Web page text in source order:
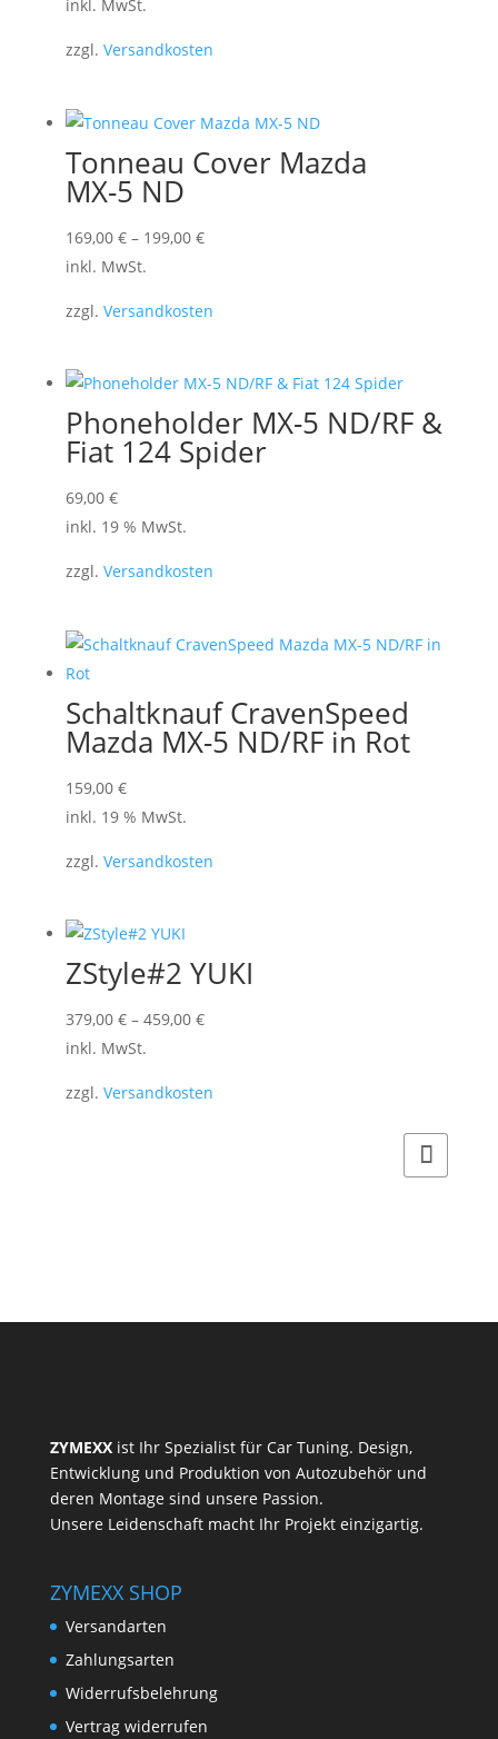
auf.
Die
Optionen
inkl. MwSt.
zzgl. Versandkosten
Tonneau Cover Mazda
MX-5 ND
169,00 €– 199,00 €
auf.
Die
Optionen
können
inkl. MwSt.
zzgl. Versandkosten
Phoneholder MX-5 ND/RF &
Fiat 124 Spider
69,00 €
inkl. 19 % MwSt.
zzgl. Versandkosten
Schaltknauf CravenSpeed
Mazda MX-5 ND/RF in Rot
159,00 €
inkl. 19 % MwSt.
zzgl. Versandkosten
ZStyle#2 YUKI
379,00 €– 459,00 €
inkl. MwSt.
zzgl. Versandkosten
ZYMEXXist Ihr Spezialist für Car Tuning. Design,
Entwicklung und Produktion von Autozubehör und
deren Montage sind unsere Passion.
Unsere Leidenschaft macht Ihr Projekt einzigartig.
ZYMEXX SHOP
Versandarten
Zahlungsarten
Widerrufsbelehrung
Vertrag widerrufen